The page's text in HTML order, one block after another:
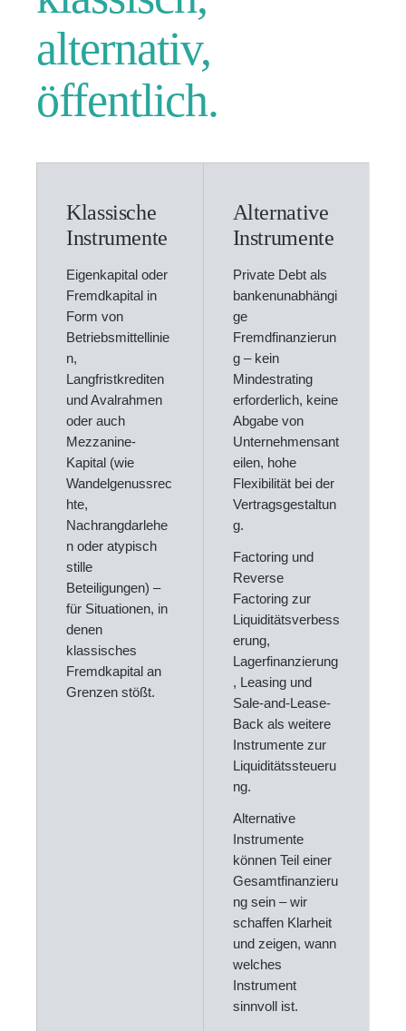
alternativ,
öffentlich.
Klassische
Instrumente
Eigenkapital oder
Fremdkapital in
Form von
Betriebsmittellinie
n,
Langfristkrediten
und Avalrahmen
oder auch
Mezzanine-
Kapital (wie
Wandelgenussrec
hte,
Nachrangdarlehe
n oder atypisch
stille
Beteiligungen) –
für Situationen, in
denen
klassisches
Fremdkapital an
Grenzen stößt.
Alternative
Instrumente
Private Debt als
bankenunabhängi
ge
Fremdfinanzierun
g – kein
Mindestrating
erforderlich, keine
Abgabe von
Unternehmensant
eilen, hohe
Flexibilität bei der
Vertragsgestaltun
g.
Factoring und
Reverse
Factoring zur
Liquiditätsverbess
erung,
Lagerfinanzierung
, Leasing und
Sale-and-Lease-
Back als weitere
Instrumente zur
Liquiditätssteueru
ng.
Alternative
Instrumente
können Teil einer
Gesamtfinanzieru
ng sein – wir
schaffen Klarheit
und zeigen, wann
welches
Instrument
sinnvoll ist.